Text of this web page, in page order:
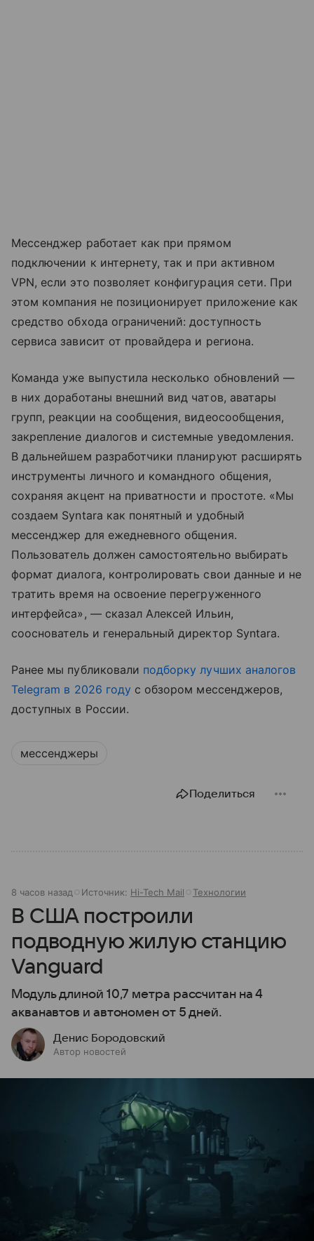
Мессенджер работает как при прямом
подключении к интернету, так и при активном
VPN, если это позволяет конфигурация сети. При
этом компания не позиционирует приложение как
средство обхода ограничений: доступность
сервиса зависит от провайдера и региона.
Команда уже выпустила несколько обновлений —
в них доработаны внешний вид чатов, аватары
групп, реакции на сообщения, видеосообщения,
закрепление диалогов и системные уведомления.
В дальнейшем разработчики планируют расширять
инструменты личного и командного общения,
сохраняя акцент на приватности и простоте. «Мы
создаем Syntara как понятный и удобный
мессенджер для ежедневного общения.
Пользователь должен самостоятельно выбирать
формат диалога, контролировать свои данные и не
тратить время на освоение перегруженного
интерфейса», — сказал Алексей Ильин,
сооснователь и генеральный директор Syntara.
Ранее мы публиковали подборку лучших аналогов
Telegram в 2026 году с обзором мессенджеров,
доступных в России.
мессенджеры
Поделиться
8 часов назад Источник: Hi-Tech Mail Технологии
В США построили
подводную жилую станцию
Vanguard
Модуль длиной 10,7 метра рассчитан на 4
акванавтов и автономен от 5 дней.
Денис Бородовский
Автор новостей